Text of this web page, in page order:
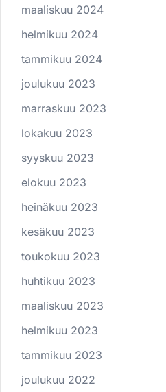
maaliskuu 2024
helmikuu 2024
tammikuu 2024
joulukuu 2023
marraskuu 2023
lokakuu 2023
syyskuu 2023
elokuu 2023
heinäkuu 2023
kesäkuu 2023
toukokuu 2023
huhtikuu 2023
maaliskuu 2023
helmikuu 2023
tammikuu 2023
joulukuu 2022